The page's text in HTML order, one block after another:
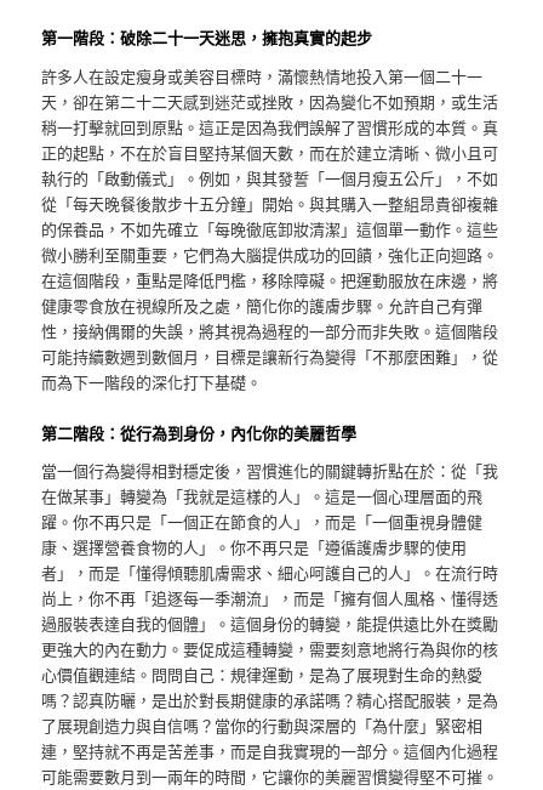
第一階段：破除二十一天迷思，擁抱真實的起步
許多人在設定瘦身或美容目標時，滿懷熱情地投入第一個二十一
天，卻在第二十二天感到迷茫或挫敗，因為變化不如預期，或生活
稍一打擊就回到原點。這正是因為我們誤解了習慣形成的本質。真
正的起點，不在於盲目堅持某個天數，而在於建立清晰、微小且可
執行的「啟動儀式」。例如，與其發誓「一個月瘦五公斤」，不如
從「每天晚餐後散步十五分鐘」開始。與其購入一整組昂貴卻複雜
的保養品，不如先確立「每晚徹底卸妝清潔」這個單一動作。這些
微小勝利至關重要，它們為大腦提供成功的回饋，強化正向迴路。
在這個階段，重點是降低門檻，移除障礙。把運動服放在床邊，將
健康零食放在視線所及之處，簡化你的護膚步驟。允許自己有彈
性，接納偶爾的失誤，將其視為過程的一部分而非失敗。這個階段
可能持續數週到數個月，目標是讓新行為變得「不那麼困難」，從
而為下一階段的深化打下基礎。
第二階段：從行為到身份，內化你的美麗哲學
當一個行為變得相對穩定後，習慣進化的關鍵轉折點在於：從「我
在做某事」轉變為「我就是這樣的人」。這是一個心理層面的飛
躍。你不再只是「一個正在節食的人」，而是「一個重視身體健
康、選擇營養食物的人」。你不再只是「遵循護膚步驟的使用
者」，而是「懂得傾聽肌膚需求、細心呵護自己的人」。在流行時
尚上，你不再「追逐每一季潮流」，而是「擁有個人風格、懂得透
過服裝表達自我的個體」。這個身份的轉變，能提供遠比外在獎勵
更強大的內在動力。要促成這種轉變，需要刻意地將行為與你的核
心價值觀連結。問問自己：規律運動，是為了展現對生命的熱愛
嗎？認真防曬，是出於對長期健康的承諾嗎？精心搭配服裝，是為
了展現創造力與自信嗎？當你的行動與深層的「為什麼」緊密相
連，堅持就不再是苦差事，而是自我實現的一部分。這個內化過程
可能需要數月到一兩年的時間，它讓你的美麗習慣變得堅不可摧。